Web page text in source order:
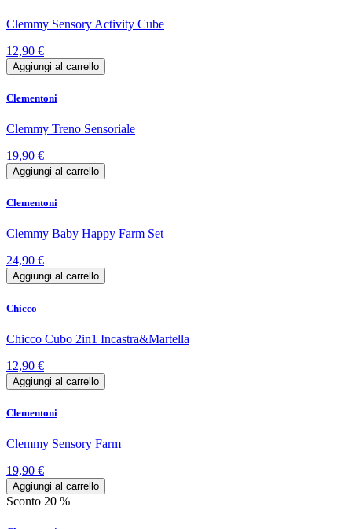
Clemmy Sensory Activity Cube
12,90 €
Aggiungi al carrello
Clementoni
Clemmy Treno Sensoriale
19,90 €
Aggiungi al carrello
Clementoni
Clemmy Baby Happy Farm Set
24,90 €
Aggiungi al carrello
Chicco
Chicco Cubo 2in1 Incastra&Martella
12,90 €
Aggiungi al carrello
Clementoni
Clemmy Sensory Farm
19,90 €
Aggiungi al carrello
Sconto 20 %